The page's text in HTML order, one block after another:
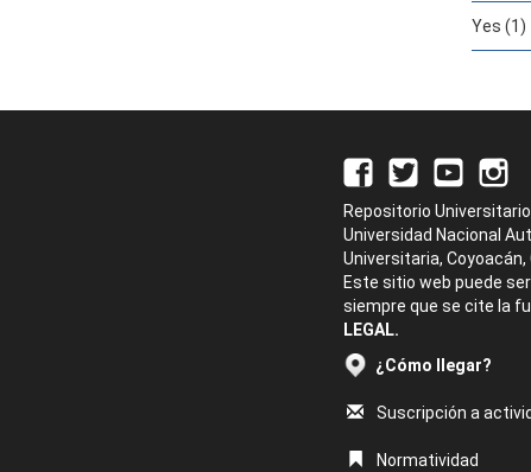
Yes (1)
Repositorio
Universidad Nacional
Universitaria, Coyoacán,
Este sitio web puede
siempre que se cite la
LEGAL.
¿Cómo llegar?
Suscripción a
Normatividad